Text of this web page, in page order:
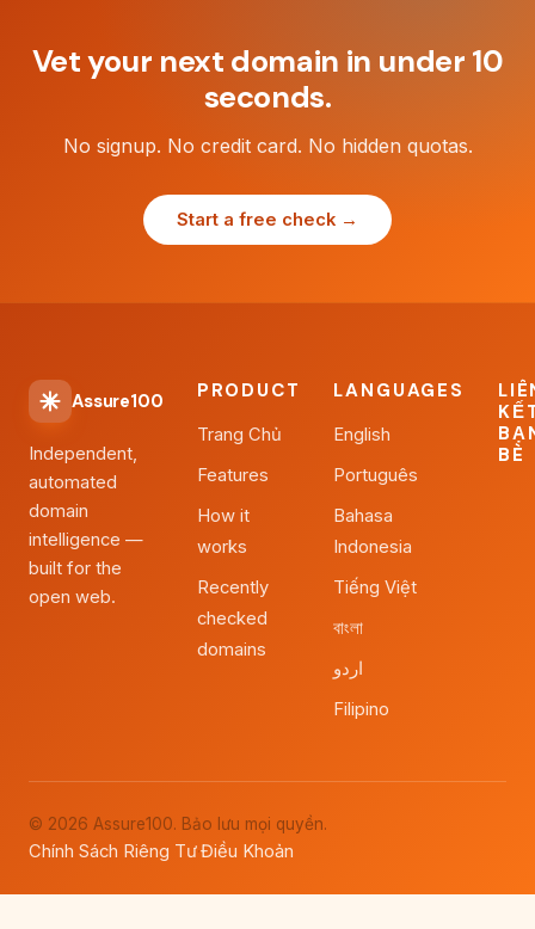
Vet your next domain in under 10
seconds.
No signup. No credit card. No hidden quotas.
Start a free check →
Assure100
Independent,
automated
domain
intelligence —
built for the
open web.
PRODUCT
Trang Chủ
Features
How it
works
Recently
checked
domains
LANGUAGES
English
Português
Bahasa
Indonesia
Tiếng Việt
বাংলা
اردو
Filipino
BÈ
© 2026 Assure100. Bảo lưu mọi quyền.
Chính Sách Riêng Tư·Điều Khoản